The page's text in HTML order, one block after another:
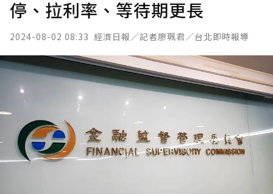
停、拉利率、等待期更長
2024-08-02 08:33 經濟日報／記者廖珮君／台北即時報導